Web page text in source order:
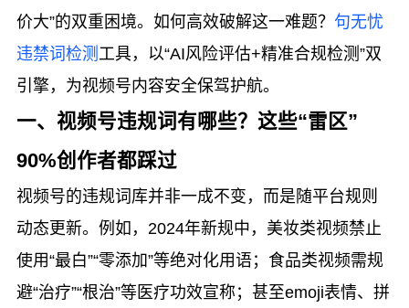
价大”的双重困境。如何高效破解这一难题？ 句无忧
违禁词检测 工具，以“AI风险评估+精准合规检测”双
引擎，为视频号内容安全保驾护航。
一、视频号违规词有哪些？这些“雷区”
90%创作者都踩过
视频号的违规词库并非一成不变，而是随平台规则
动态更新。例如，2024年新规中，美妆类视频禁止
使用“最白”“零添加”等绝对化用语；食品类视频需规
避“治疗”“根治”等医疗功效宣称；甚至emoji表情、拼